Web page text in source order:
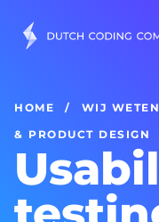
HOME WIJ
& PRODUCT DESIGN